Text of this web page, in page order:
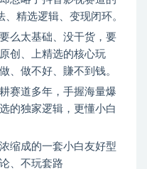
精选逻辑、变现闭环。
么太基础、没干货，要
创、上精选的核心玩
、做不好、賺不到钱。
赛道多年，手握海量爆
的独家逻辑，更懂小白
缩成的一套小白友好型
、不玩套路